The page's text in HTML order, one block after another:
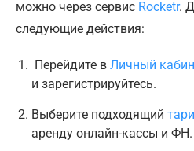
можно через сервис Roсketr.
следующие действия:
Перейдите в Личный
и зарегистрируйтесь.
Выберите подходящий
аренду онлайн-кассы и ФН.